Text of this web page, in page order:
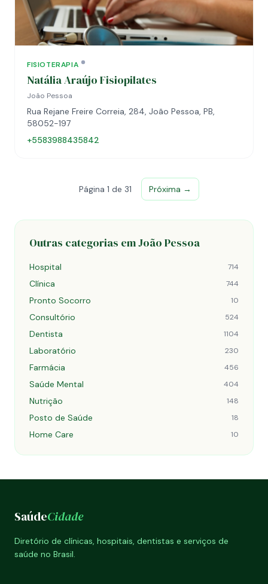
FISIOTERAPIA
Natália Araújo Fisiopilates
João Pessoa
Rua Rejane Freire Correia, 284, João Pessoa, PB,
58052-197
+5583988435842
Página 1 de 31 Próxima →
Outras categorias em João Pessoa
Hospital 714
Clínica 744
Pronto Socorro 10
Consultório 524
Dentista 1104
Laboratório 230
Farmácia 456
Saúde Mental 404
Nutrição 148
Posto de Saúde 18
Home Care 10
SaúdeCidade
Diretório de clínicas, hospitais, dentistas e serviços de
saúde no Brasil.